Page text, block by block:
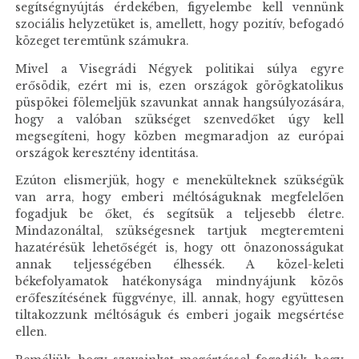
segítségnyújtás érdekében, figyelembe kell vennünk
szociális helyzetüket is, amellett, hogy pozitív, befogadó
közeget teremtünk számukra.
Mivel a Visegrádi Négyek politikai súlya egyre
erősödik, ezért mi is, ezen országok görögkatolikus
püspökei fölemeljük szavunkat annak hangsúlyozására,
hogy a valóban szükséget szenvedőket úgy kell
megsegíteni, hogy közben megmaradjon az európai
országok keresztény identitása.
Ezúton elismerjük, hogy e menekülteknek szükségük
van arra, hogy emberi méltóságuknak megfelelően
fogadjuk be őket, és segítsük a teljesebb életre.
Mindazonáltal, szükségesnek tartjuk megteremteni
hazatérésük lehetőségét is, hogy ott önazonosságukat
annak teljességében élhessék. A közel-keleti
békefolyamatok hatékonysága mindnyájunk közös
erőfeszítésének függvénye, ill. annak, hogy együttesen
tiltakozzunk méltóságuk és emberi jogaik megsértése
ellen.